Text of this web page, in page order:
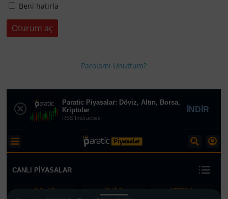
Beni hatırla
Parolamı Unuttum?